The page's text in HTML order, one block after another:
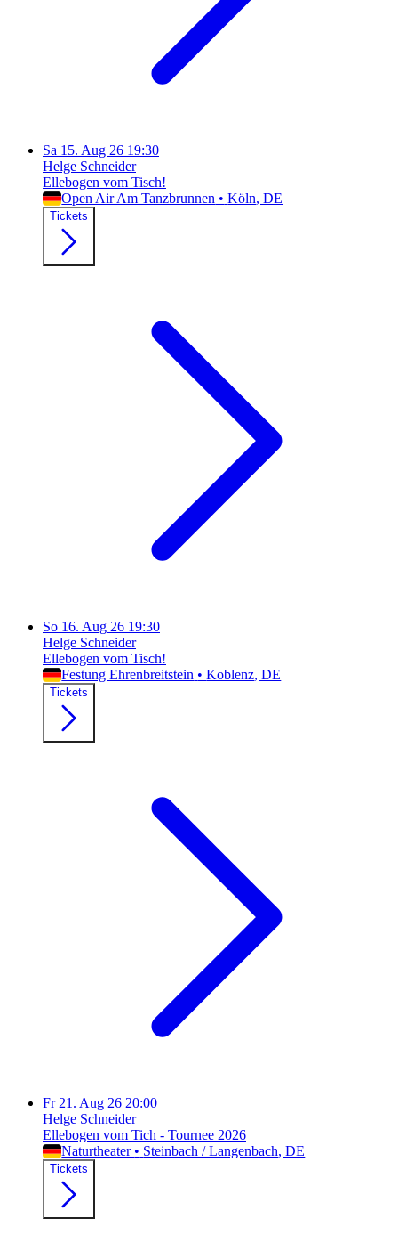
Sa 15. Aug 26 19:30
Helge Schneider
Ellebogen vom Tisch!
Open Air Am Tanzbrunnen • Köln, DE
Tickets
So 16. Aug 26 19:30
Helge Schneider
Ellebogen vom Tisch!
Festung Ehrenbreitstein • Koblenz, DE
Tickets
Fr 21. Aug 26 20:00
Helge Schneider
Ellebogen vom Tich - Tournee 2026
Naturtheater • Steinbach / Langenbach, DE
Tickets